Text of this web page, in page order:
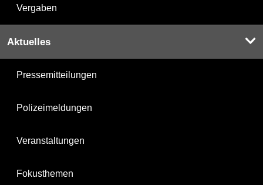
Vergaben
Aktuelles
Pressemitteilungen
Polizeimeldungen
Veranstaltungen
Fokusthemen